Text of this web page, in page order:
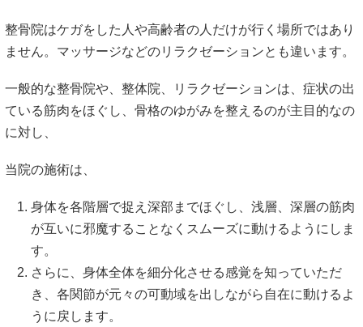
整骨院はケガをした人や高齢者の人だけが行く場所ではあり
ません。マッサージなどのリラクゼーションとも違います。
一般的な整骨院や、整体院、リラクゼーションは、症状の出
ている筋肉をほぐし、骨格のゆがみを整えるのが主目的なの
に対し、
当院の施術は、
身体を各階層で捉え深部までほぐし、浅層、深層の筋肉
が互いに邪魔することなくスムーズに動けるようにしま
す。
さらに、身体全体を細分化させる感覚を知っていただ
き、各関節が元々の可動域を出しながら自在に動けるよ
うに戻します。